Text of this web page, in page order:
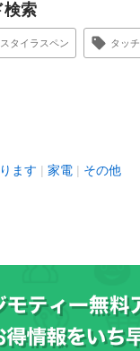
検索
スタイラスペン タッ
ます 家電 その他